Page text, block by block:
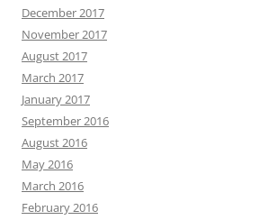
December 2017
November 2017
August 2017
March 2017
January 2017
September 2016
August 2016
May 2016
March 2016
February 2016